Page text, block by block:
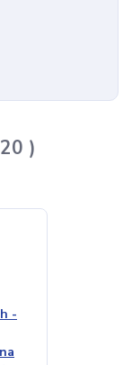
20